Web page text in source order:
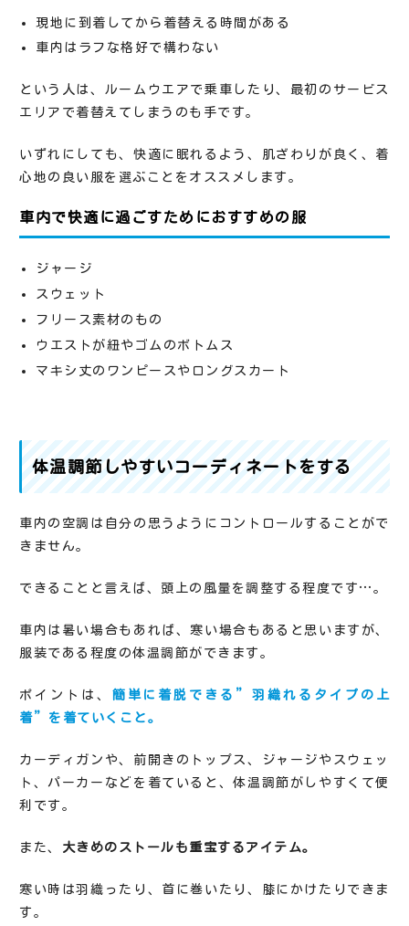
現地に到着してから着替える時間がある
車内はラフな格好で構わない
という人は、ルームウエアで乗車したり、最初のサービス
エリアで着替えてしまうのも手です。
いずれにしても、快適に眠れるよう、肌ざわりが良く、着
心地の良い服を選ぶことをオススメします。
車内で快適に過ごすためにおすすめの服
ジャージ
スウェット
フリース素材のもの
ウエストが紐やゴムのボトムス
マキシ丈のワンピースやロングスカート
体温調節しやすいコーディネートをする
車内の空調は自分の思うようにコントロールすることがで
きません。
できることと言えば、頭上の風量を調整する程度です…。
車内は暑い場合もあれば、寒い場合もあると思いますが、
服装である程度の体温調節ができます。
ポイントは、 簡単に着脱できる”羽織れるタイプの上
着”を着ていくこと。
カーディガンや、前開きのトップス、ジャージやスウェッ
ト、パーカーなどを着ていると、体温調節がしやすくて便
利です。
また、 大きめのストールも重宝するアイテム。
寒い時は羽織ったり、首に巻いたり、膝にかけたりできま
す。